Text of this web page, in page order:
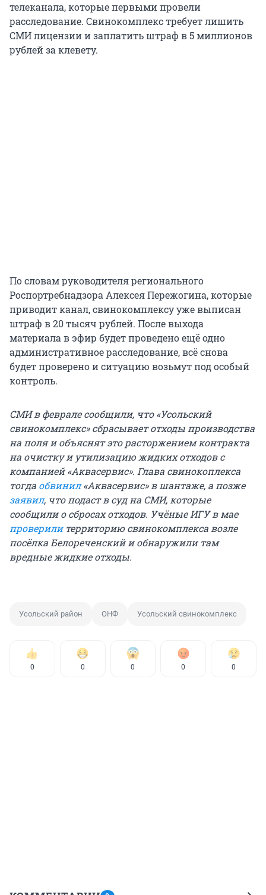
телеканала, которые первыми провели
расследование. Свинокомплекс требует лишить
СМИ лицензии и заплатить штраф в 5 миллионов
рублей за клевету.
По словам руководителя регионального
Роспортребнадзора Алексея Пережогина, которые
приводит канал, свинокомплексу уже выписан
штраф в 20 тысяч рублей. После выхода
материала в эфир будет проведено ещё одно
административное расследование, всё снова
будет проверено и ситуацию возьмут под особый
контроль.
СМИ в феврале сообщили, что «Усольский
свинокомплекс» сбрасывает отходы производства
на поля и объяснят это расторжением контракта
на очистку и утилизацию жидких отходов с
компанией «Аквасервис». Глава свинокоплекса
тогда обвинил«Аквасервис» в шантаже, а позже
заявил, что подаст в суд на СМИ, которые
сообщили о сбросах отходов. Учёные ИГУ в мае
проверилитерриторию свинокомплекса возле
посёлка Белореченский и обнаружили там
вредные жидкие отходы.
Усольский район ОНФ Усольский свинокомплекс
0 0 0 0 0